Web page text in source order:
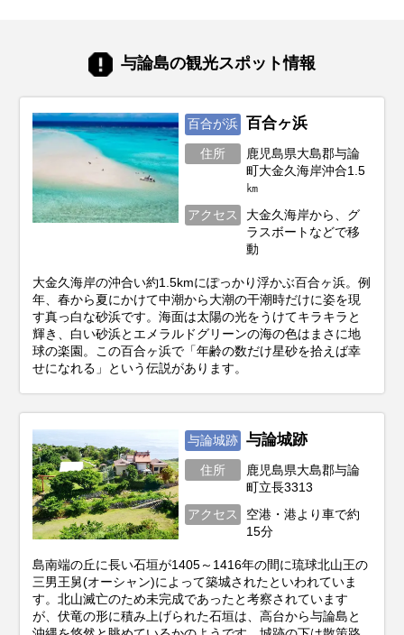
与論島の観光スポット情報
百合が浜 百合ヶ浜
住所
鹿児島県大島郡与論
町大金久海岸沖合1.5
㎞
アクセス
大金久海岸から、グ
ラスボートなどで移
動
大金久海岸の沖合い約1.5kmにぽっかり浮かぶ百合ヶ浜。例
年、春から夏にかけて中潮から大潮の干潮時だけに姿を現
す真っ白な砂浜です。海面は太陽の光をうけてキラキラと
輝き、白い砂浜とエメラルドグリーンの海の色はまさに地
球の楽園。この百合ヶ浜で「年齢の数だけ星砂を拾えば幸
せになれる」という伝説があります。
与論城跡 与論城跡
住所
鹿児島県大島郡与論
町立長3313
アクセス
空港・港より車で約
15分
島南端の丘に長い石垣が1405～1416年の間に琉球北山王の
三男王舅(オーシャン)によって築城されたといわれていま
す。北山滅亡のため未完成であったと考察されています
が、伏竜の形に積み上げられた石垣は、高台から与論島と